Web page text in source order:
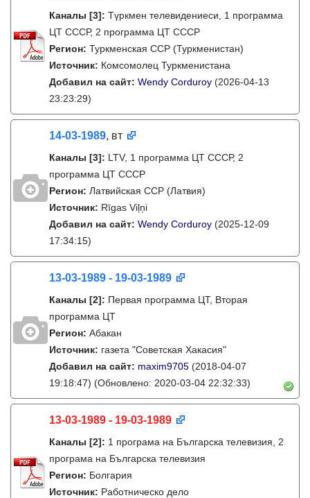
Каналы [3]: Түркмен телевидениеси, 1 программа
ЦТ СССР, 2 программа ЦТ СССР
Регион: Туркменская ССР (Туркменистан)
Источник: Комсомолец Туркменистана
Добавил на сайт: Wendy Corduroy (2026-04-13
23:23:29)
14-03-1989, вт
Каналы [3]: LTV, 1 программа ЦТ СССР, 2
программа ЦТ СССР
Регион: Латвийская ССР (Латвия)
Источник: Rīgas Viļņi
Добавил на сайт: Wendy Corduroy (2025-12-09
17:34:15)
13-03-1989 - 19-03-1989
Каналы [2]: Первая программа ЦТ, Вторая
программа ЦТ
Регион: Абакан
Источник: газета "Советская Хакасия"
Добавил на сайт: maxim9705 (2018-04-07
19:18:47) (Обновлено: 2020-03-04 22:32:33)
13-03-1989 - 19-03-1989
Каналы [2]: 1 програма на Българска телевизия, 2
програма на Българска телевизия
Регион: Болгария
Источник: Работническо дело